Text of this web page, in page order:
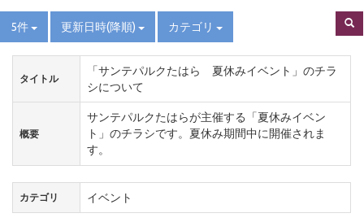
5件 更新日時(降順) カテゴリ
タイトル
「サンテパルクたはら 夏休みイベント」のチラ
シについて
概要
サンテパルクたはらが主催する「夏休みイベン
ト」のチラシです。夏休み期間中に開催されま
す。
カテゴリ イベント